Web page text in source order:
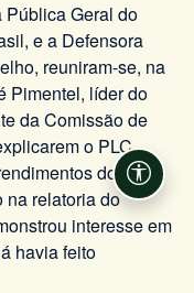
Pública Geral do
e a Defensora
reuniram-se, na
Pimentel, líder do
da Comissão de
o PLC
dos
na relatoria do
interesse em
havia feito